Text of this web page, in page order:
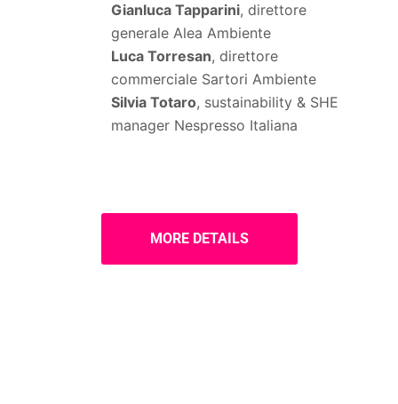
Gianluca Tapparini, direttore
generale Alea Ambiente
Luca Torresan, direttore
commerciale Sartori Ambiente
Silvia Totaro, sustainability & SHE
manager Nespresso Italiana
MORE DETAILS